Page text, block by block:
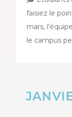
faisiez le
mars,
le campus